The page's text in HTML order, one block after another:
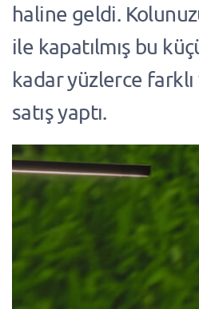
haline geldi.
ile kapatılmış bu
kadar yüzlerce
satış yaptı.